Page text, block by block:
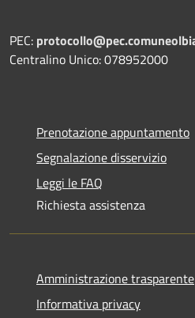
PEC:
Centralino Unico: 078952000
Prenotazione appuntamento
Segnalazione disservizio
Leggi le FAQ
Richiesta assistenza
Amministrazione trasparente
Informativa privacy